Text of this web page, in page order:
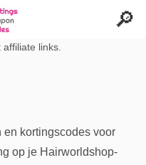
affiliate links.
en kortingscodes voor
op je Hairworldshop-